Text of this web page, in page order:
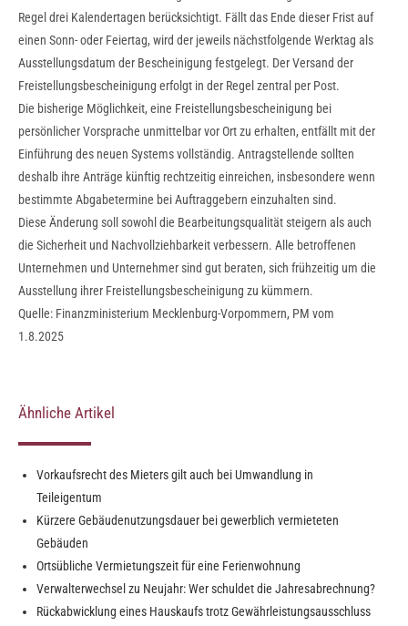
Regel drei Kalendertagen berücksichtigt. Fällt das Ende dieser Frist auf
einen Sonn- oder Feiertag, wird der jeweils nächstfolgende Werktag als
Ausstellungsdatum der Bescheinigung festgelegt. Der Versand der
Freistellungsbescheinigung erfolgt in der Regel zentral per Post.
Die bisherige Möglichkeit, eine Freistellungsbescheinigung bei
persönlicher Vorsprache unmittelbar vor Ort zu erhalten, entfällt mit der
Einführung des neuen Systems vollständig. Antragstellende sollten
deshalb ihre Anträge künftig rechtzeitig einreichen, insbesondere wenn
bestimmte Abgabetermine bei Auftraggebern einzuhalten sind.
Diese Änderung soll sowohl die Bearbeitungsqualität steigern als auch
die Sicherheit und Nachvollziehbarkeit verbessern. Alle betroffenen
Unternehmen und Unternehmer sind gut beraten, sich frühzeitig um die
Ausstellung ihrer Freistellungsbescheinigung zu kümmern.
Quelle: Finanzministerium Mecklenburg-Vorpommern, PM vom
1.8.2025
Ähnliche Artikel
Vorkaufsrecht des Mieters gilt auch bei Umwandlung in
Teileigentum
Kürzere Gebäudenutzungsdauer bei gewerblich vermieteten
Gebäuden
Ortsübliche Vermietungszeit für eine Ferienwohnung
Verwalterwechsel zu Neujahr: Wer schuldet die Jahresabrechnung?
Rückabwicklung eines Hauskaufs trotz Gewährleistungsausschluss